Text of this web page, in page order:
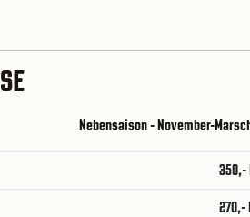
Nebensaison - November-
350,-
270,-